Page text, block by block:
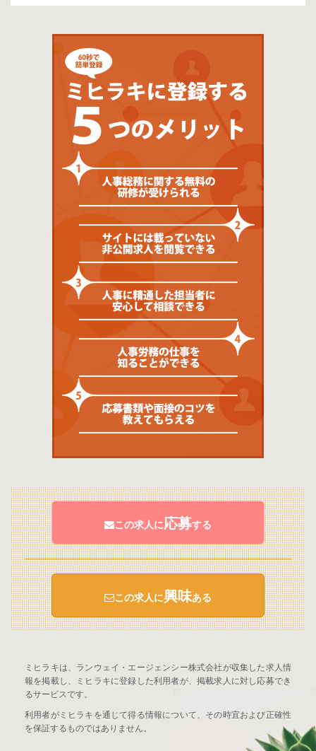
この求人に応募する
この求人に興味ある
ミヒラキは、ランウェイ・エージェンシー株式会社が収集した求人情
報を掲載し、ミヒラキに登録した利用者が、掲載求人に対し応募でき
るサービスです。
利用者がミヒラキを通じて得る情報について、その時宜および正確性
を保証するものではありません。